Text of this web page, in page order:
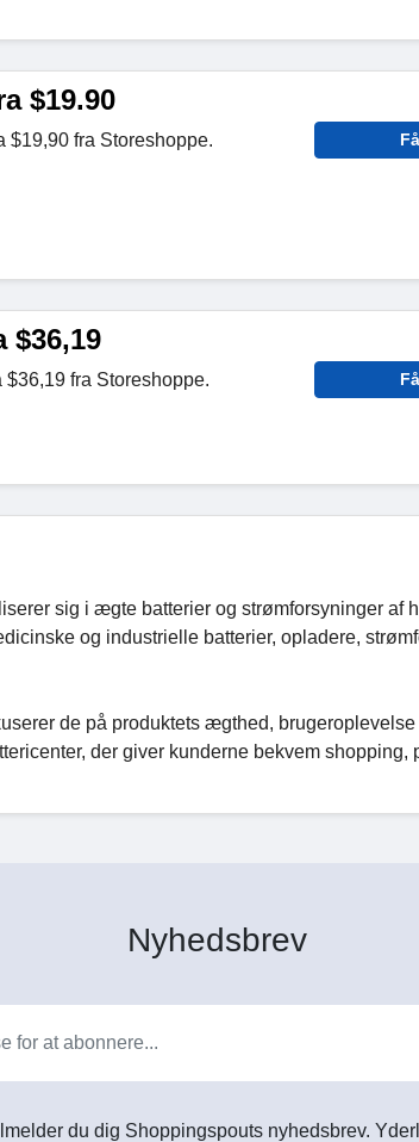
$19.90
$19,90 fra Storeshoppe.
$36,19
fra Storeshoppe.
sig i ægte batterier og strømforsyninger af
og industrielle batterier, opladere,
de på produktets ægthed,
der giver kunderne bekvem shopping,
Nyhedsbrev
du dig Shoppingspouts nyhedsbrev.